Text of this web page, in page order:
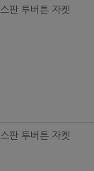
판 투버튼 자켓
판 투버튼 자켓